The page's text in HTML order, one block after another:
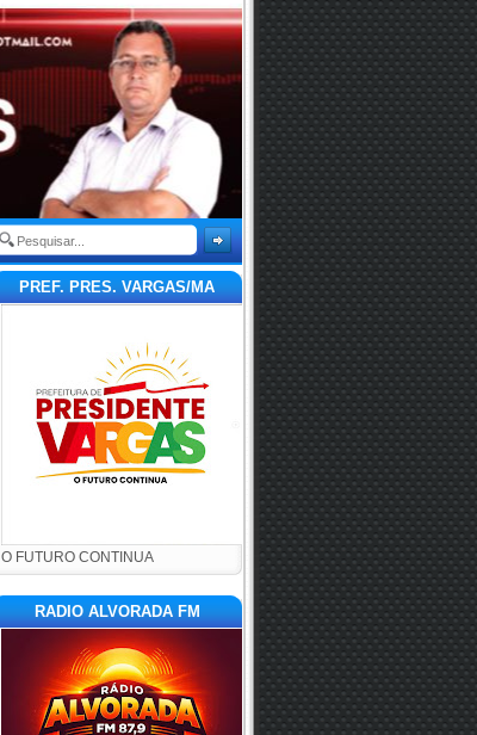
PREF. PRES. VARGAS/MA
O FUTURO CONTINUA
RADIO ALVORADA FM